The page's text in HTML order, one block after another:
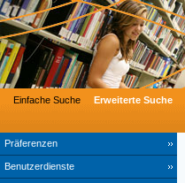
Präferenzen
Benutzerdienste
Einfache Suche Erweiterte Suche